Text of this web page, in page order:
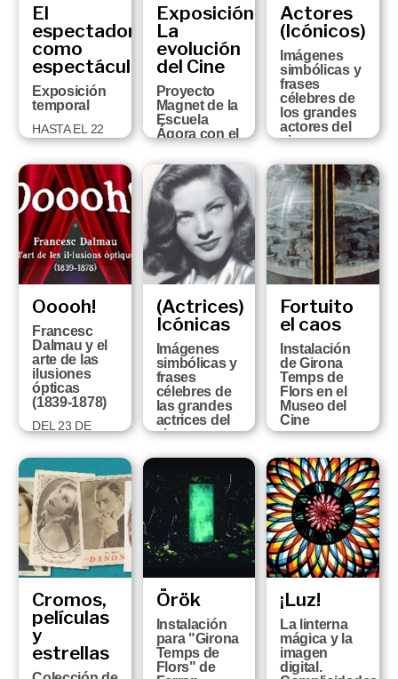
El
espectador
como
espectáculo
Exposición
temporal
HASTA EL 22
DE MAYO
Exposición:
La
evolución
del Cine
Proyecto
Magnet de la
Escuela
Ágora con el
Museo del
Cine
SÁBADO 29 Y
DOMINGO 30
DE MAYO
Actores
(Icónicos)
Imágenes
simbólicas y
frases
célebres de
los grandes
actores del
cine.
Vicenç
Arroyo
DEL 13 DE
OCTUBRE DE
2020 AL 25 DE
ABRIL DE 2021
Ooooh!
Francesc
Dalmau y el
arte de las
ilusiones
ópticas
(1839-1878)
DEL 23 DE
OCTUBRE AL
13 DE
SETEMBRE
(Actrices)
Icónicas
Imágenes
simbólicas y
frases
célebres de
las grandes
actrices del
cine.
Vicenç
Arroyo
DEL 12 DE
JUNIO AL 29
DE
SEPTIEMBRE
Fortuito
el caos
Instalación
de Girona
Temps de
Flors en el
Museo del
Cine
19 DE MAYO
DE 2019
Cromos,
películas
y
estrellas
Örök
Instalación
para "Girona
Temps de
Flors" de
¡Luz!
La linterna
mágica y la
imagen
digital.